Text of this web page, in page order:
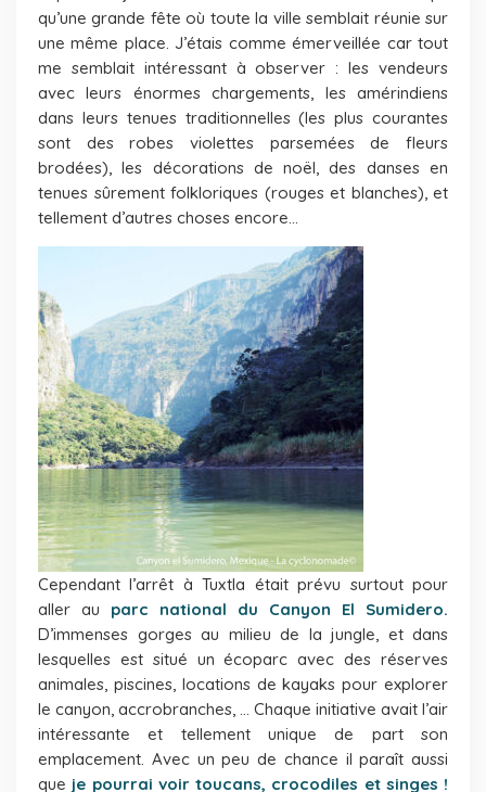
qu’une grande fête où toute la ville semblait réunie sur
une même place. J’étais comme émerveillée car tout
me semblait intéressant à observer : les vendeurs
avec leurs énormes chargements, les amérindiens
dans leurs tenues traditionnelles (les plus courantes
sont des robes violettes parsemées de fleurs
brodées), les décorations de noël, des danses en
tenues sûrement folkloriques (rouges et blanches), et
tellement d’autres choses encore…
Cependant l’arrêt à Tuxtla était prévu surtout pour
aller au parc national du Canyon El Sumidero.
D’immenses gorges au milieu de la jungle, et dans
lesquelles est situé un écoparc avec des réserves
animales, piscines, locations de kayaks pour explorer
le canyon, accrobranches, … Chaque initiative avait l’air
intéressante et tellement unique de part son
emplacement. Avec un peu de chance il paraît aussi
que je pourrai voir toucans, crocodiles et singes !